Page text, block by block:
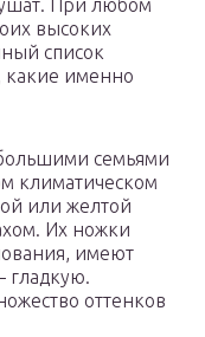
При любом
высоких
список
какие именно
семьями
климатическом
или желтой
Их ножки
имеют
гладкую.
оттенков